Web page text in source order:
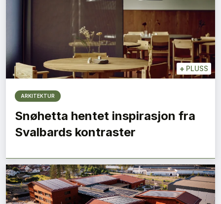
+ PLUSS
ARKITEKTUR
Snøhetta hentet inspirasjon fra
Svalbards kontraster